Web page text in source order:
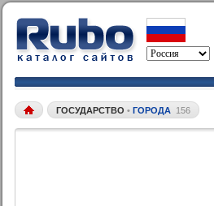
ГОСУДАРСТВО • ГОРОДА 156